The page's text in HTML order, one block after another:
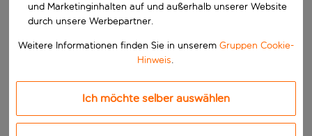
Beginne mit der Eingabe für die automatische
Reisezeitraum wählen
Wer
und Marketinginhalten auf und außerhalb unserer Website
durch unsere Werbepartner.
Weitere Informationen finden Sie in unserem Gruppen Cookie-
Hinweis.
Ich möchte selber auswählen